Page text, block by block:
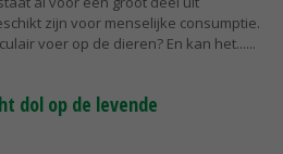
zijn voor menselijke consumptie.
voer op de dieren? En kan het...
dol op de levende